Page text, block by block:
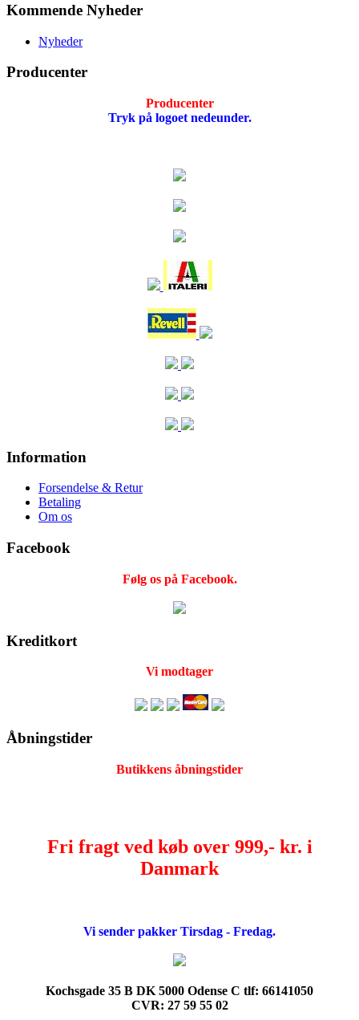
Kommende Nyheder
Nyheder
Producenter
Producenter
Tryk på logoet nedeunder.
Information
Forsendelse & Retur
Betaling
Om os
Facebook
Følg os på Facebook.
Kreditkort
Vi modtager
Åbningstider
Butikkens åbningstider
Fri fragt ved køb over 999,- kr. i
Danmark
Vi sender pakker Tirsdag - Fredag.
Kochsgade 35 B DK 5000 Odense C tlf: 66141050
CVR: 27 59 55 02